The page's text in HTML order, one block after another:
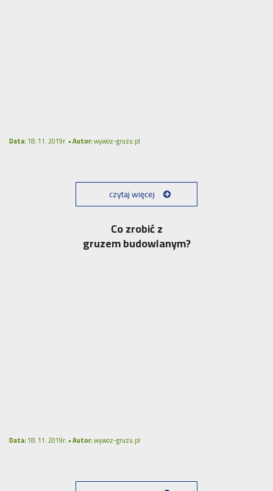
Data:18. 11. 2019r. •Autor:wywoz-gruzu.pl
czytaj więcej
Co zrobić z
gruzem budowlanym?
Data:18. 11. 2019r. •Autor:wywoz-gruzu.pl